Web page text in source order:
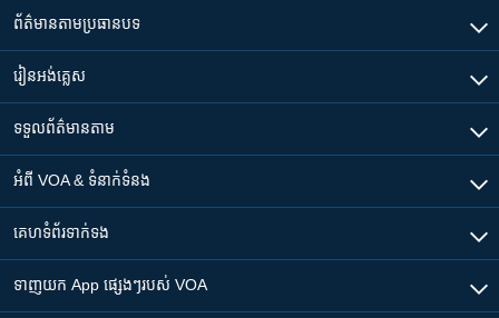
ព័ត៌មាន​តាមប្រធានបទ​
រៀន​​អង់គ្លេស
ទទួល​ព័ត៌មាន​តាម
អំពី​ VOA & ទំនាក់ទំនង
គេហទំព័រ​​ទាក់ទង
ទាញយក​ App ផ្សេងៗ​របស់​ VOA